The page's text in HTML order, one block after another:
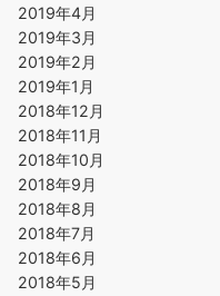
2019年4月
2019年3月
2019年2月
2019年1月
2018年12月
2018年11月
2018年10月
2018年9月
2018年8月
2018年7月
2018年6月
2018年5月